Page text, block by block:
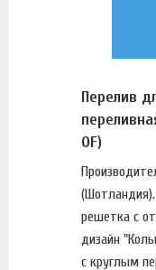
Перелив
OF)
решетка с
дизайн
с круглым